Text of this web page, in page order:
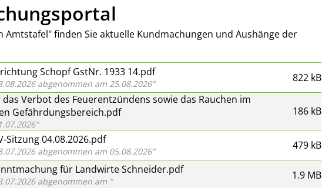
Amtstafel" finden Sie aktuelle Kundmachungen und Aushänge der
Schopf GstNr. 1933 14.pdf
abgenommen am 25.08.2026"
822 kB
Verbot des Feuerentzündens sowie das Rauchen im
Gefährdungsbereich.pdf
186 kB
Sitzung 04.08.2026.pdf
abgenommen am 05.08.2026"
479 kB
für Landwirte Schneider.pdf
abgenommen am "
1.9 MB